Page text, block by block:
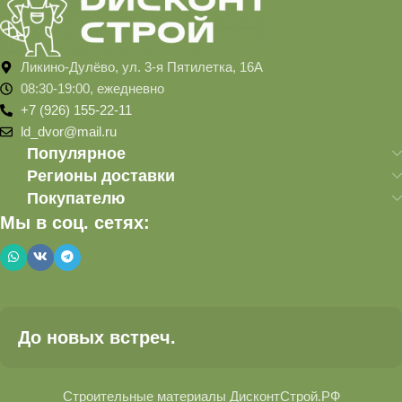
Ликино-Дулёво, ул. 3-я Пятилетка, 16А
08:30-19:00, ежедневно
+7 (926) 155-22-11
ld_dvor@mail.ru
Популярное
Регионы доставки
Покупателю
Мы в соц. сетях:
До новых встреч.
Строительные материалы ДисконтСтрой.РФ